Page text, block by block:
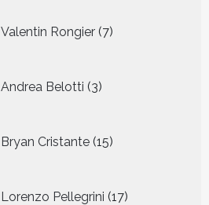
Valentin Rongier 7
producten
Andrea Belotti 3
producten
Bryan Cristante 15
producten
Lorenzo Pellegrini 17